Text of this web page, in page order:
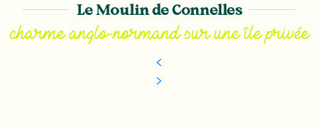
Le Moulin de Connelles
charme anglo-normand sur une île privée